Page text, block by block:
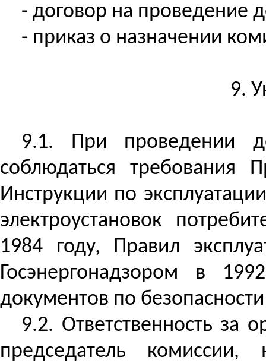
- договор на проведение
- приказ о назначении
9.
9.1. При проведении
соблюдаться требования
Инструкции по
электроустановок
1984 году, Правил
Госэнергонадзором в
документов по
9.2. Ответственность за
председатель комиссии,